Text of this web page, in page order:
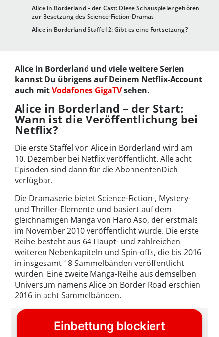
Alice in Borderland – der Cast: Diese Schauspieler gehören
zur Besetzung des Science-Fiction-Dramas
Alice in Borderland Staffel 2: Gibt es eine Fortsetzung?
Alice in Borderland und viele weitere Serien
kannst Du übrigens auf Deinem Netflix-Account
auch mitVodafones GigaTVsehen.
Alice in Borderland – der Start:
Wann ist die Veröffentlichung bei
Netflix?
Die erste Staffel von Alice in Borderland wird am
10. Dezember bei Netflix veröffentlicht. Alle acht
Episoden sind dann für die AbonnentenDich
verfügbar.
Die Dramaserie bietet Science-Fiction-, Mystery-
und Thriller-Elemente und basiert auf dem
gleichnamigen Manga von Haro Aso, der erstmals
im November 2010 veröffentlicht wurde. Die erste
Reihe besteht aus 64 Haupt- und zahlreichen
weiteren Nebenkapiteln und Spin-offs, die bis 2016
in insgesamt 18 Sammelbänden veröffentlicht
wurden. Eine zweite Manga-Reihe aus demselben
Universum namens Alice on Border Road erschien
2016 in acht Sammelbänden.